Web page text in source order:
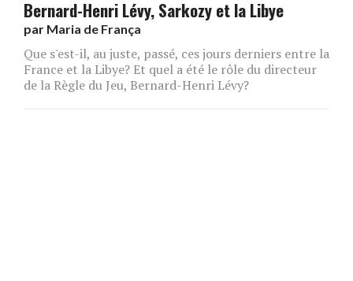
Bernard-Henri Lévy, Sarkozy et la Libye
par Maria de França
Que s'est-il, au juste, passé, ces jours derniers entre la
France et la Libye? Et quel a été le rôle du directeur
de la Règle du Jeu, Bernard-Henri Lévy?